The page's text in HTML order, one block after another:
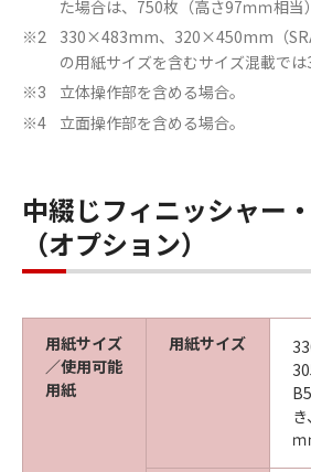
た場合は、750枚（高さ97ｍｍ相当）
※2
330×483mm、320×450mm（
の用紙サイズを含むサイズ混載では
※3 立体操作部を含める場合。
※4 立面操作部を含める場合。
中綴じフィニッシャー
（オプション）
用紙サイズ
／使用可能
用紙
用紙サイズ